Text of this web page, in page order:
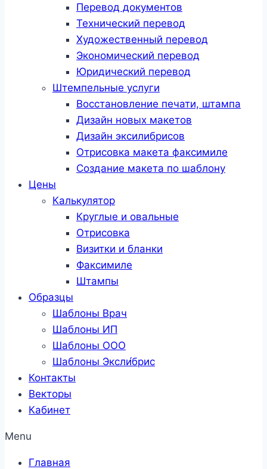
Перевод документов
Технический перевод
Художественный перевод
Экономический перевод
Юридический перевод
Штемпельные услуги
Восстановление печати, штампа
Дизайн новых макетов
Дизайн эксилибрисов
Отрисовка макета факсимиле
Создание макета по шаблону
Цены
Калькулятор
Круглые и овальные
Отрисовка
Визитки и бланки
Факсимиле
Штампы
Образцы
Шаблоны Врач
Шаблоны ИП
Шаблоны ООО
Шаблоны Эксли́брис
Контакты
Векторы
Кабинет
Menu
Главная